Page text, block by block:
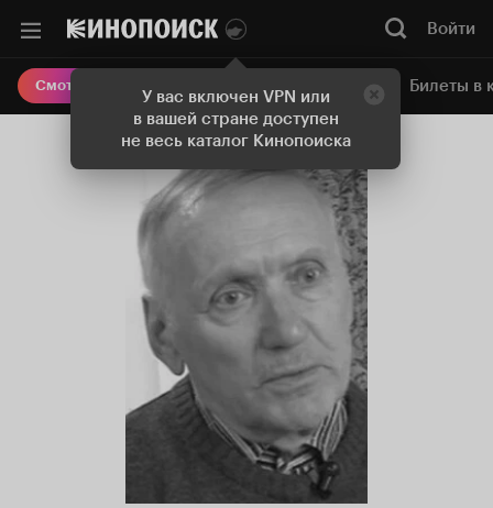
У вас включен VPN или
в вашей стране доступен
не весь каталог Кинопоиска
Войти
Смотреть кино Онлайн-кинотеатр Билеты в